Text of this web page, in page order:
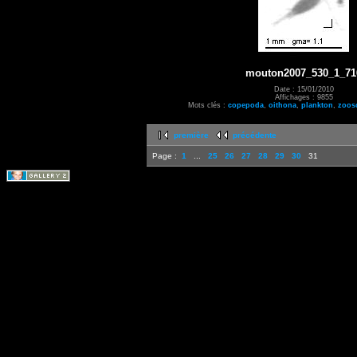
Date : 15/01/2010
Affichages : 9855
Mots clés : copepoda, oithona, plankton
première précédente
Page : 1 25 26 27 28 29 30 31